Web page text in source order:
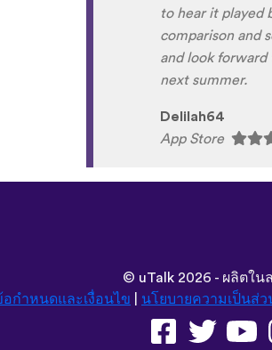
immersion /
Are you planing
are the official
App Store
ข้อกำหนดและเงื่อนไข|นโยบายความเป็นส่ว